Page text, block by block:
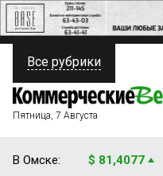
ПОЛИТИКА
ФИНАНСЫ
Все рубрики
Пятница, 7 Августа
В Омске: $ 81,4077